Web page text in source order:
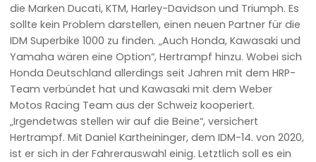
die Marken Ducati, KTM, Harley-Davidson und Triumph. Es
sollte kein Problem darstellen, einen neuen Partner für die
IDM Superbike 1000 zu finden. „Auch Honda, Kawasaki und
Yamaha wären eine Option“, Hertrampf hinzu. Wobei sich
Honda Deutschland allerdings seit Jahren mit dem HRP-
Team verbündet hat und Kawasaki mit dem Weber
Motos Racing Team aus der Schweiz kooperiert.
„Irgendetwas stellen wir auf die Beine“, versichert
Hertrampf. Mit Daniel Kartheininger, dem IDM-14. von 2020,
ist er sich in der Fahrerauswahl einig. Letztlich soll es ein